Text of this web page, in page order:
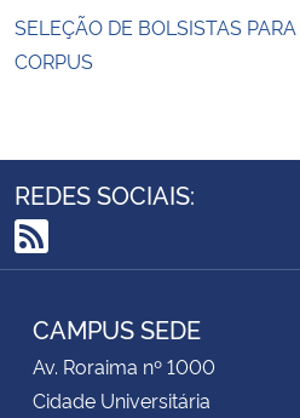
SELEÇÃO DE BOLSISTAS
CORPUS
REDES SOCIAIS:
RSS
CAMPUS SEDE
Av. Roraima nº 1000
Cidade Universitária